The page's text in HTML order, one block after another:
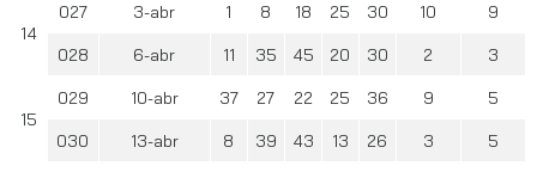
14
027 3-abr 1 8 18 25 30 10 9
028 6-abr 11 35 45 20 30 2 3
15
029 10-abr 37 27 22 25 36 9 5
030 13-abr 8 39 43 13 26 3 5